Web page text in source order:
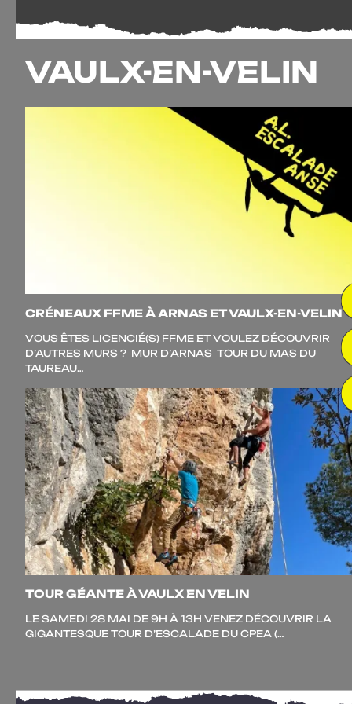
VAULX-EN-VELIN
CRÉNEAUX FFME À ARNAS ET VAULX-EN-VELIN
VOUS ÊTES LICENCIÉ(S) FFME ET VOU­LEZ DÉCOU­VRIR
D’AUTRES MURS ? MUR D’ARNAS TOUR DU MAS DU
TAUREAU…
TOUR GÉANTE À VAULX EN VELIN
LE SAME­DI 28 MAI DE 9H À 13H VENEZ DÉCOU­VRIR LA
GIGAN­TESQUE TOUR D’ESCALADE DU CPEA (…